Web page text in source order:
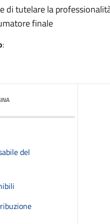
di tutelare la
finale
:
del